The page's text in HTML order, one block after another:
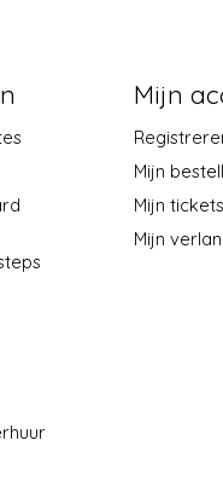
Mijn
Mijn
Mijn tickets
Mijn